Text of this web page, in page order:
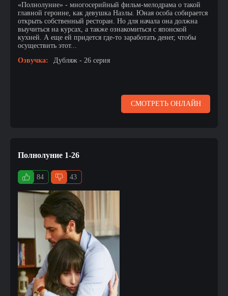
«Полнолуние» - многосерийный фильм-мелодрама о такой
главной героине, как девушка Назлы. Юная особа собирается
открыть собственный ресторан. Но для начала она должна
выучиться на курсах, а также ознакомиться с японской
кухней. А еще ей придется где-то заработать денег, чтобы
осуществить этот...
Озвучка:
Дубляж - 26 серия
СМОТРЕТЬ ОНЛАЙН
Полнолуние 1-26
84 43